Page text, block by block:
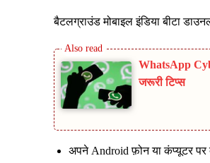
बैटलग्राउंड मोबाइल इंडिया बीटा
WhatsApp
जरूरी टिप्स
अपने Android फ़ोन या कंप्यूटर पर